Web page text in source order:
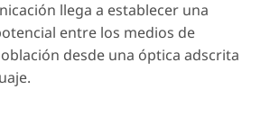
llega a establecer una
entre los medios de
desde una óptica adscrita